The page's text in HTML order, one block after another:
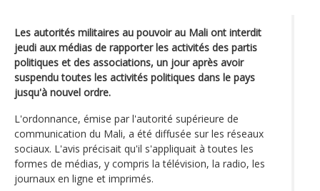
Les autorités militaires au pouvoir au Mali ont interdit
jeudi aux médias de rapporter les activités des partis
politiques et des associations, un jour après avoir
suspendu toutes les activités politiques dans le pays
jusqu'à nouvel ordre.
L'ordonnance, émise par l'autorité supérieure de
communication du Mali, a été diffusée sur les réseaux
sociaux. L'avis précisait qu'il s'appliquait à toutes les
formes de médias, y compris la télévision, la radio, les
journaux en ligne et imprimés.